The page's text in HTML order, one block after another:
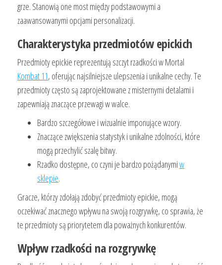
grze. Stanowią one most między podstawowymi a
zaawansowanymi opcjami personalizacji.
Charakterystyka przedmiotów epickich
Przedmioty epickie reprezentują szczyt rzadkości w Mortal
Kombat 11, oferując najsilniejsze ulepszenia i unikalne cechy. Te
przedmioty często są zaprojektowane z misternymi detalami i
zapewniają znaczące przewagi w walce.
Bardzo szczegółowe i wizualnie imponujące wzory.
Znaczące zwiększenia statystyk i unikalne zdolności, które
mogą przechylić szalę bitwy.
Rzadko dostępne, co czyni je bardzo pożądanymiw
sklepie.
Gracze, którzy zdołają zdobyć przedmioty epickie, mogą
oczekiwać znacznego wpływu na swoją rozgrywkę, co sprawia, że
te przedmioty są priorytetem dla poważnych konkurentów.
Wpływ rzadkości na rozgrywkę